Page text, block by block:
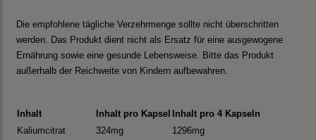
Die empfohlene tägliche Verzehrmenge sollte nicht überschritten
werden. Das Produkt dient nicht als Ersatz für eine ausgewogene
Ernährung sowie eine gesunde Lebensweise. Bitte das Produkt
außerhalb der Reichweite von Kindern aufbewahren.
Inhalt Inhalt pro Kapsel
Inhalt pro 4 Kapseln
Kaliumcitrat
324mg
1296mg